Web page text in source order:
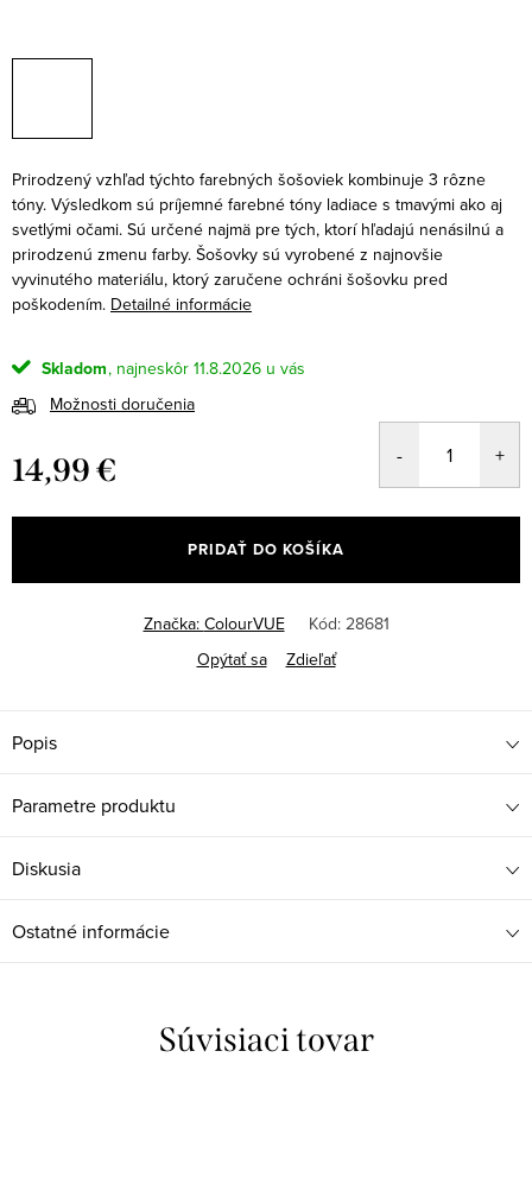
Prirodzený vzhľad týchto farebných šošoviek kombinuje 3 rôzne
tóny. Výsledkom sú príjemné farebné tóny ladiace s tmavými ako aj
svetlými očami. Sú určené najmä pre tých, ktorí hľadajú nenásilnú a
prirodzenú zmenu farby. Šošovky sú vyrobené z najnovšie
vyvinutého materiálu, ktorý zaručene ochráni šošovku pred
poškodením. Detailné informácie
Skladom
11.8.2026
Možnosti doručenia
14,99 €
cena:
PRIDAŤ DO KOŠÍKA
Značka: ColourVUE Kód: 28681
Opýtať sa
Zdieľať
Popis
Parametre produktu
Diskusia
Ostatné informácie
Súvisiaci tovar